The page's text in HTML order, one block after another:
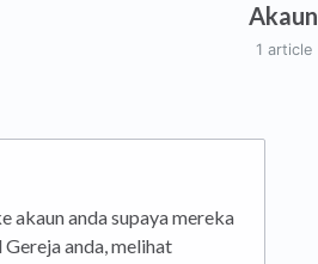
Akaun
1 article
akaun anda supaya mereka
anda, melihat